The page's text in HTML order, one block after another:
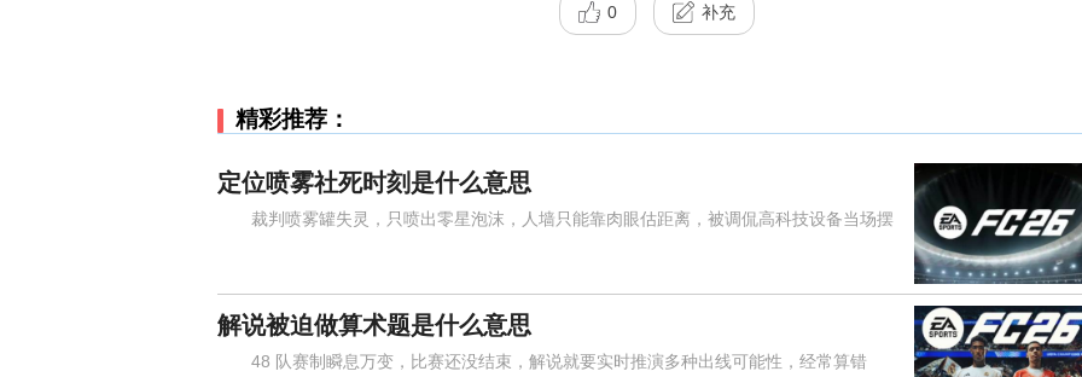
0 补充
精彩推荐：
定位喷雾社死时刻是什么意思
裁判喷雾罐失灵，只喷出零星泡沫，人墙只能靠肉眼估距离，被调侃高科技设备当场摆
解说被迫做算术题是什么意思
48 队赛制瞬息万变，比赛还没结束，解说就要实时推演多种出线可能性，经常算错